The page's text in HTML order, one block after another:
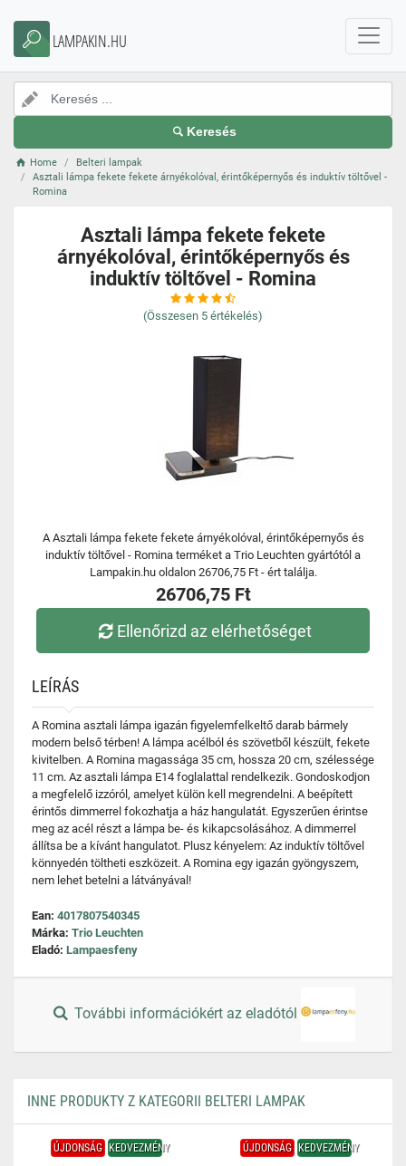
LAMPAKIN.HU
Keresés
Home
Belteri lampak
Asztali lámpa fekete fekete árnyékolóval, érintőképernyős és induktív töltővel -
Romina
Asztali lámpa fekete fekete
árnyékolóval, érintőképernyős és
induktív töltővel - Romina
(Összesen 5 értékelés)
A Asztali lámpa fekete fekete árnyékolóval, érintőképernyős és
induktív töltővel - Romina terméket a Trio Leuchten gyártótól a
Lampakin.hu oldalon 26706,75 Ft - ért találja.
26706,75 Ft
Ellenőrizd az elérhetőséget
LEÍRÁS
A Romina asztali lámpa igazán figyelemfelkeltő darab bármely
modern belső térben! A lámpa acélból és szövetből készült, fekete
kivitelben. A Romina magassága 35 cm, hossza 20 cm, szélessége
11 cm. Az asztali lámpa E14 foglalattal rendelkezik. Gondoskodjon
a megfelelő izzóról, amelyet külön kell megrendelni. A beépített
érintős dimmerrel fokozhatja a ház hangulatát. Egyszerűen érintse
meg az acél részt a lámpa be- és kikapcsolásához. A dimmerrel
állítsa be a kívánt hangulatot. Plusz kényelem: Az induktív töltővel
könnyedén töltheti eszközeit. A Romina egy igazán gyöngyszem,
nem lehet betelni a látványával!
Ean: 4017807540345
Márka: Trio Leuchten
Eladó: Lampaesfeny
További információkért az eladótól
INNE PRODUKTY Z KATEGORII BELTERI LAMPAK
ÚJDONSÁG KEDVEZMÉNY ÚJDONSÁG KEDVEZMÉNY